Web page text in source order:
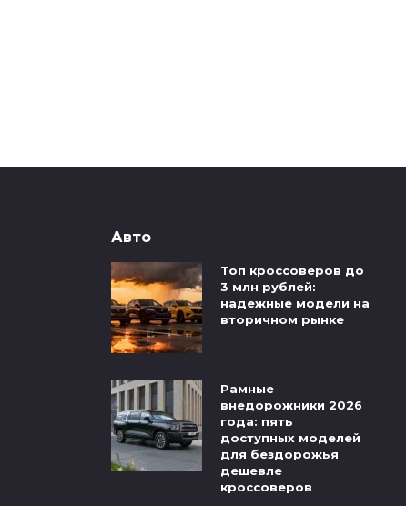
Авто
Топ кроссоверов до
3 млн рублей:
надежные модели на
вторичном рынке
Рамные
внедорожники 2026
года: пять
доступных моделей
для бездорожья
дешевле
кроссоверов